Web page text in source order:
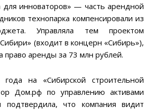
инноваторов» — часть арендной
технопарка компенсировали из
Управляла тем проектом
(входит в концерн «Сибирь»),
право аренды за 73 млн рублей.
на «Сибирской строительной
Дом.рф по управлению активами
подтвердила, что компания видит